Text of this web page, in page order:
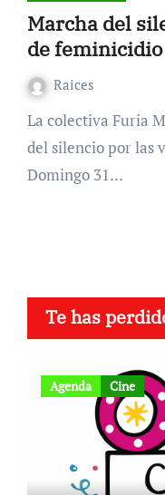
Marcha del
de feminicidio
Raices
La colectiva Furia Mexicana convoca a la Marcha
del silencio por las
Domingo 31…
Te has
Agenda Cine